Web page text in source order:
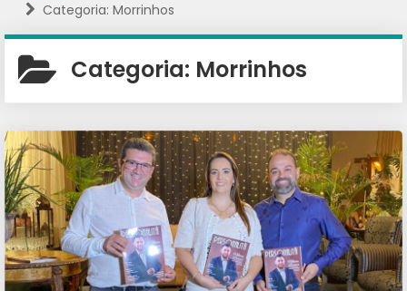
Categoria: Morrinhos
Categoria: Morrinhos